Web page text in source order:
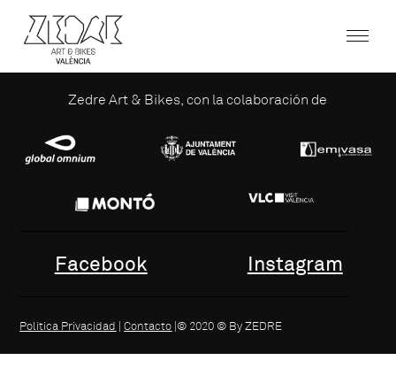
Zedre Art & Bikes, con la colaboración de
Facebook Instagram
Política Privacidad |Contacto |© 2020 © By ZEDRE